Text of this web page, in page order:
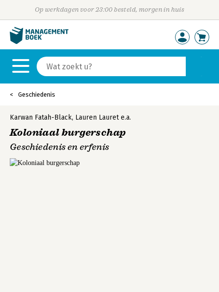
Op werkdagen voor 23:00 besteld, morgen in huis
Geschiedenis
Karwan Fatah-Black, Lauren Lauret e.a.
Koloniaal burgerschap
Geschiedenis en erfenis